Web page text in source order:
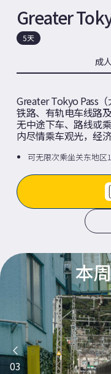
5天
Greater
成人
Greater Tokyo Pass
铁路、有轨电车线路
无中途下车、路线或
内尽情乘车观光，经
可无限次乘坐关东地区
本
03